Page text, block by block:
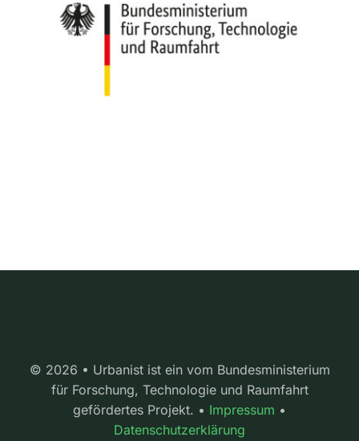
© 2026 • Urbanist ist ein vom Bundesministerium
für Forschung, Technologie und Raumfahrt
gefördertes Projekt. • Impressum •
Datenschutzerklärung